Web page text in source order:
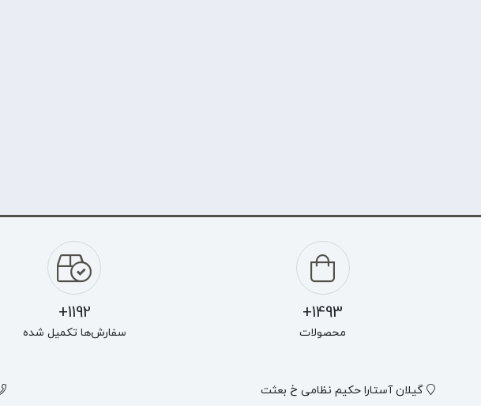
1493+
محصولات
1192+
سفارش‌ها تکمیل شده
گیلان آستارا حکیم نظامی خ بعثت